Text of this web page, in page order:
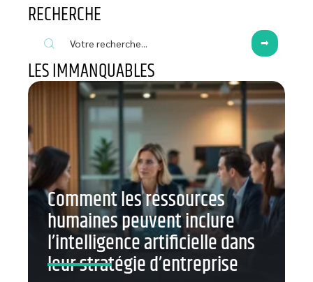
RECHERCHE
LES IMMANQUABLES
Comment les ressources
humaines peuvent inclure
l’intelligence artificielle dans
leur stratégie d’entreprise